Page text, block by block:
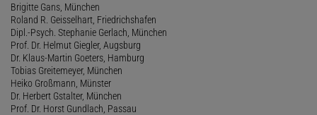
Brigitte Gans, München
Roland R. Geisselhart, Friedrichshafen
Dipl.-Psych. Stephanie Gerlach, München
Prof. Dr. Helmut Giegler, Augsburg
Dr. Klaus-Martin Goeters, Hamburg
Tobias Greitemeyer, München
Heiko Großmann, Münster
Dr. Herbert Gstalter, München
Prof. Dr. Horst Gundlach, Passau